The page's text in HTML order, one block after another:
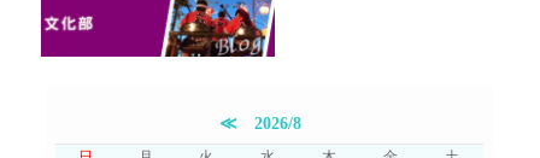
≪ 2026/8